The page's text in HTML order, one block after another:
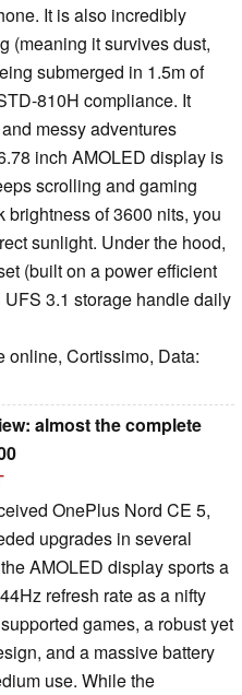
It is also incredibly
(meaning it survives dust,
submerged in 1.5m of
810H compliance. It
messy adventures
inch AMOLED display is
scrolling and gaming
brightness of 3600 nits, you
sunlight. Under the hood,
(built on a power efficient
3.1 storage handle daily
Cortissimo, Data:
almost the complete
OnePlus Nord CE 5,
upgrades in several
AMOLED display sports a
refresh rate as a nifty
games, a robust yet
and a massive battery
use. While the